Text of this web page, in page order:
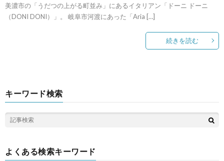
美濃市の「うだつの上がる町並み」にあるイタリアン「ドーニ ドーニ
（DONI DONI）」。 岐阜市河渡にあった「Aria […]
続きを読む
キーワード検索
よくある検索キーワード